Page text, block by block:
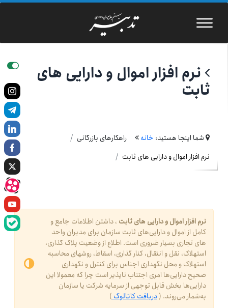
نرم افزار اموال و دارایی های
ثابت
شما اینجا هستید: خانه
راهکارهای بازرگانی
نرم افزار اموال و دارایی های ثابت
نرم افزار اموال و دارایی های ثابت ، داشتن اطلاعات جامع و
کامل از اموال و دارایی‌های ثابت سازمان برای مدیران واحد
های تجاری بسیار ضروری است. اطلاع از وضعیت پلاک گذاری،
استهلاک، نقل و انتقال، کنار گذاری، اسقاط، روشهای محاسبه
استهلاک و محل نگهداری اجناس برای کنترل و نگهداری
صحیح دارایی‌ها امری اجتناب ناپذیر است چرا که معمولا این
دارایی‌ها بخش قابل توجهی از سرمایه شرکت یا سازمان
به‌شمار می‌روند. (دریافت کاتالوگ)